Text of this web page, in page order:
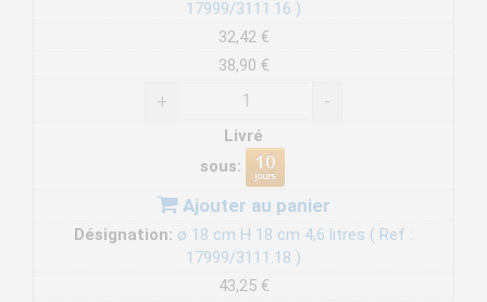
17999/3111.16 )
32,42 €
38,90 €
+ -
Livré
sous:
Ajouter au panier
Désignation: ø 18 cm H 18 cm 4,6 litres ( Ref :
17999/3111.18 )
43,25 €